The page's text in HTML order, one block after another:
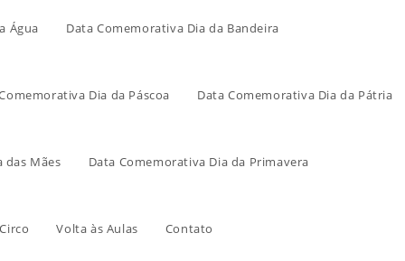
Água Data Comemorativa Dia da Bandeira
Dia da Páscoa Data Comemorativa Dia da Pátria
das Mães Data Comemorativa Dia da Primavera
Volta às Aulas Contato